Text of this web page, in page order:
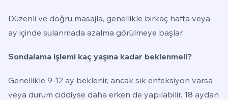
Düzenli ve doğru masajla, genellikle birkaç hafta veya
ay içinde sulanmada azalma görülmeye başlar.
Sondalama işlemi kaç yaşına kadar beklenmeli?
Genellikle 9-12 ay beklenir, ancak sık enfeksiyon varsa
veya durum ciddiyse daha erken de yapılabilir. 18 aydan